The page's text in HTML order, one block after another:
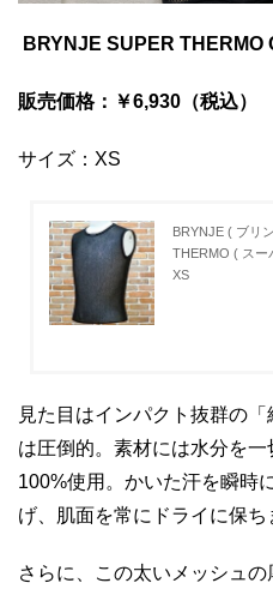
BRYNJE SUPER THERMO
販売価格：￥6,930（税込）
サイズ：XS
BRYNJE ( ブリ
THERMO ( スー
XS
見た目はインパクト抜群の
は圧倒的。素材には水分を
100%使用。かいた汗を瞬時
げ、肌面を常にドライに保ち
さらに、この太いメッシュ